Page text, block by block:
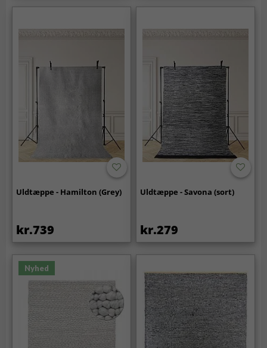
Uldtæppe - Hamilton (Grey)
kr.739
Uldtæppe - Savona (sort)
kr.279
Nyhed